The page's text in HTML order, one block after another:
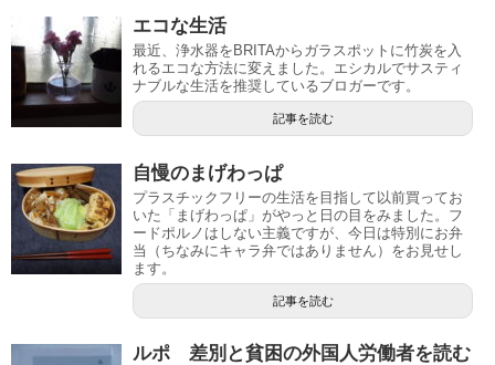
エコな生活
最近、浄水器をBRITAからガラスポットに竹炭を入
れるエコな方法に変えました。エシカルでサスティ
ナブルな生活を推奨しているブロガーです。
記事を読む
自慢のまげわっぱ
プラスチックフリーの生活を目指して以前買ってお
いた「まげわっぱ」がやっと日の目をみました。フ
ードポルノはしない主義ですが、今日は特別にお弁
当（ちなみにキャラ弁ではありません）をお見せし
ます。
記事を読む
ルポ 差別と貧困の外国人労働者を読む